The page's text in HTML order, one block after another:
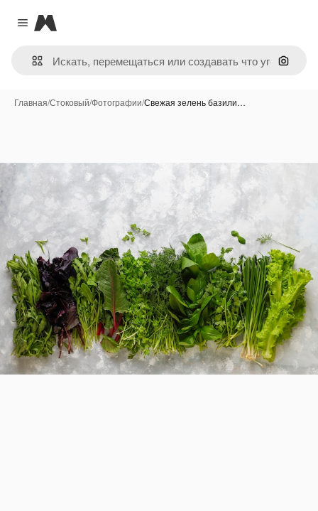
Close menu
Magnific
Поиск
Главная/Стоковый/Фотографии/Свежая зелень базили…